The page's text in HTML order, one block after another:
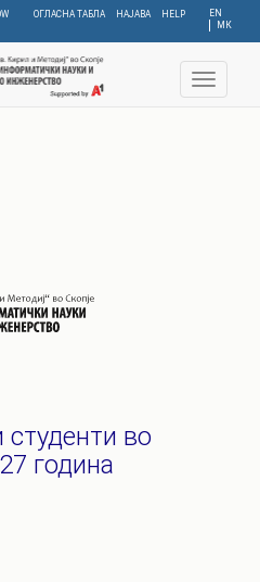
EN
МК
ОГЛАСНА ТАБЛА НАЈАВА HELP
Toggle
во
година